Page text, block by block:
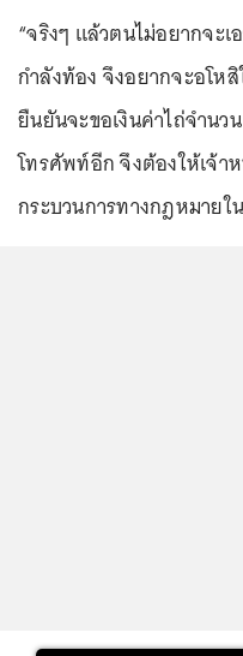
“จริงๆ แล้วตนไม่อยากจะเ
กำลังท้อง จึงอยากจะอโห
ยืนยันจะขอเงินค่าไถ่จำน
โทรศัพท์อีก จึงต้องให้เจ้า
กระบวนการทางกฎหมาย